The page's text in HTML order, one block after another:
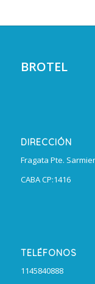
BROTEL
DIRECCIÓN
Fragata Pte.
CABA CP:1416
TELÉFONOS
1145840888